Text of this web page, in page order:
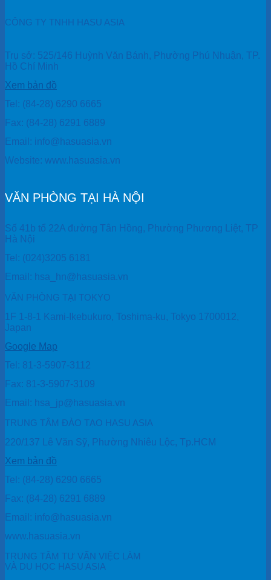
CÔNG TY TNHH HASU ASIA
Trụ sở: 525/146 Huỳnh Văn Bánh, Phường Phú Nhuận, TP.
Hồ Chí Minh
Xem bản đồ
Tel: (84-28) 6290 6665
Fax: (84-28) 6291 6889
Email: info@hasuasia.vn
Website: www.hasuasia.vn
VĂN PHÒNG TẠI HÀ NỘI
Số 41b tổ 22A đường Tân Hồng, Phường Phương Liệt, TP
Hà Nội
Tel: (024)3205 6181
Email: hsa_hn@hasuasia.vn
VĂN PHÒNG TẠI TOKYO
1F 1-8-1 Kami-Ikebukuro, Toshima-ku, Tokyo 1700012,
Japan
Google Map
Tel: 81-3-5907-3112
Fax: 81-3-5907-3109
Email: hsa_jp@hasuasia.vn
TRUNG TÂM ĐÀO TẠO HASU ASIA
220/137 Lê Văn Sỹ, Phường Nhiêu Lộc, Tp.HCM
Xem bản đồ
Tel: (84-28) 6290 6665
Fax: (84-28) 6291 6889
Email: info@hasuasia.vn
www.hasuasia.vn
TRUNG TÂM TƯ VẤN VIỆC LÀM
VÀ DU HỌC HASU ASIA